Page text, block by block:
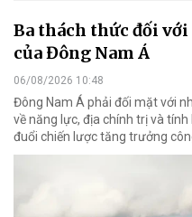
Ba thách thức đối
của Đông Nam Á
06/08/2026 10:48
Đông Nam Á phải đối mặt với
về năng lực, địa chính trị và
đuổi chiến lược tăng trưởng